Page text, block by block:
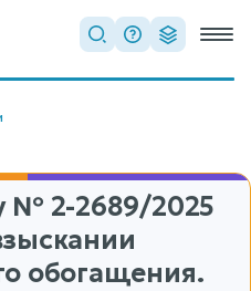
№ 2-2689/2025
обогащения.